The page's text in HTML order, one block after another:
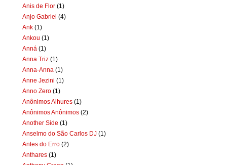
Anis de Flor (1)
Anjo Gabriel (4)
Ank (1)
Ankou (1)
Anná (1)
Anna Triz (1)
Anna-Anna (1)
Anne Jezini (1)
Anno Zero (1)
Anônimos Alhures (1)
Anônimos Anônimos (2)
Another Side (1)
Anselmo do São Carlos DJ (1)
Antes do Erro (2)
Anthares (1)